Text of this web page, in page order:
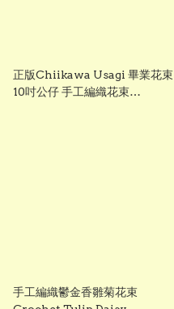
正版Chiikawa Usagi 畢業花束
10吋公仔 手工編織花束
手工編織鬱金香雛菊花束